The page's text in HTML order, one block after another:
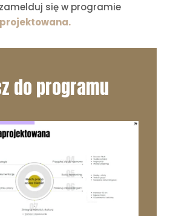
się w programie
do programu